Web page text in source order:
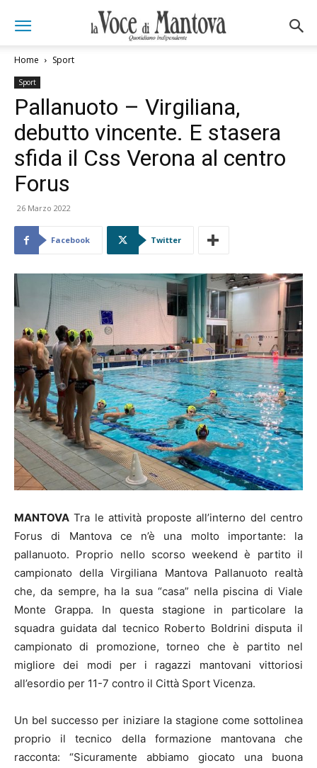
Home Sport
Sport
Pallanuoto – Virgiliana,
debutto vincente. E stasera
sfida il Css Verona al centro
Forus
26 Marzo 2022
Facebook Twitter
MANTOVA Tra le attività proposte all’interno del centro
Forus di Mantova ce n’è una molto importante: la
pallanuoto. Proprio nello scorso weekend è partito il
campionato della Virgiliana Mantova Pallanuoto realtà
che, da sempre, ha la sua “casa” nella piscina di Viale
Monte Grappa. In questa stagione in particolare la
squadra guidata dal tecnico Roberto Boldrini disputa il
campionato di promozione, torneo che è partito nel
migliore dei modi per i ragazzi mantovani vittoriosi
all’esordio per 11-7 contro il Città Sport Vicenza.
Un bel successo per iniziare la stagione come sottolinea
proprio il tecnico della formazione mantovana che
racconta: “Sicuramente abbiamo giocato una buona